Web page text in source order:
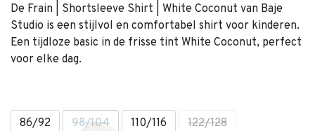
De Frain | Shortsleeve Shirt | White Coconut van Baje
Studio is een stijlvol en comfortabel shirt voor kinderen.
Een tijdloze basic in de frisse tint White Coconut, perfect
voor elke dag.
86/92 98/104 110/116
122/128